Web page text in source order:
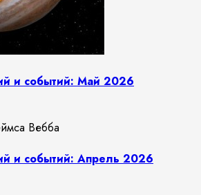
и событий: Май 2026
и событий: Апрель 2026